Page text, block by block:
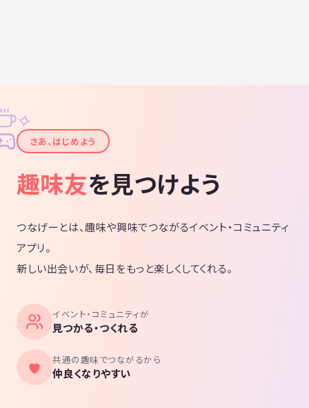
✦
✧
さあ、はじめよう
趣味友を見つけよう
つなげーとは、趣味や興味でつながるイベント・コミュニティ
アプリ。
新しい出会いが、毎日をもっと楽しくしてくれる。
イベント・コミュニティが
見つかる・つくれる
共通の趣味でつながるから
仲良くなりやすい